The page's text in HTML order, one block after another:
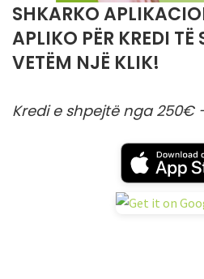
SHKARKO
APLIKO PËR KREDI TË
VETËM NJË KLIK!
Kredi e shpejtë nga 250€